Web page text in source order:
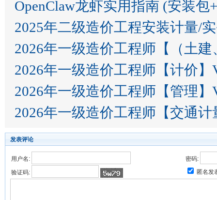
OpenClaw龙虾实用指南 (安装包
2025年二级造价工程安装计量/
2026年一级造价工程师【（土
2026年一级造价工程师【计价】
2026年一级造价工程师【管理】
2026年一级造价工程师【交通
发表评论
用户名:
密码:
验证码:
匿名发